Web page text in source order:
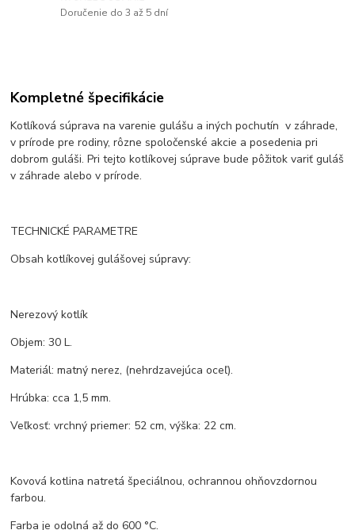
Doručenie do 3 až 5 dní
Kompletné špecifikácie
Kotlíková súprava na varenie gulášu a iných pochutín v záhrade,
v prírode pre rodiny, rôzne spoločenské akcie a posedenia pri
dobrom guláši. Pri tejto kotlíkovej súprave bude pôžitok variť guláš
v záhrade alebo v prírode.
TECHNICKÉ PARAMETRE
Obsah kotlíkovej gulášovej súpravy:
Nerezový kotlík
Objem: 30 L.
Materiál: matný nerez, (nehrdzavejúca oceľ).
Hrúbka: cca 1,5 mm.
Veľkosť: vrchný priemer: 52 cm, výška: 22 cm.
Kovová kotlina natretá špeciálnou, ochrannou ohňovzdornou
farbou.
Farba je odolná až do 600 °C.